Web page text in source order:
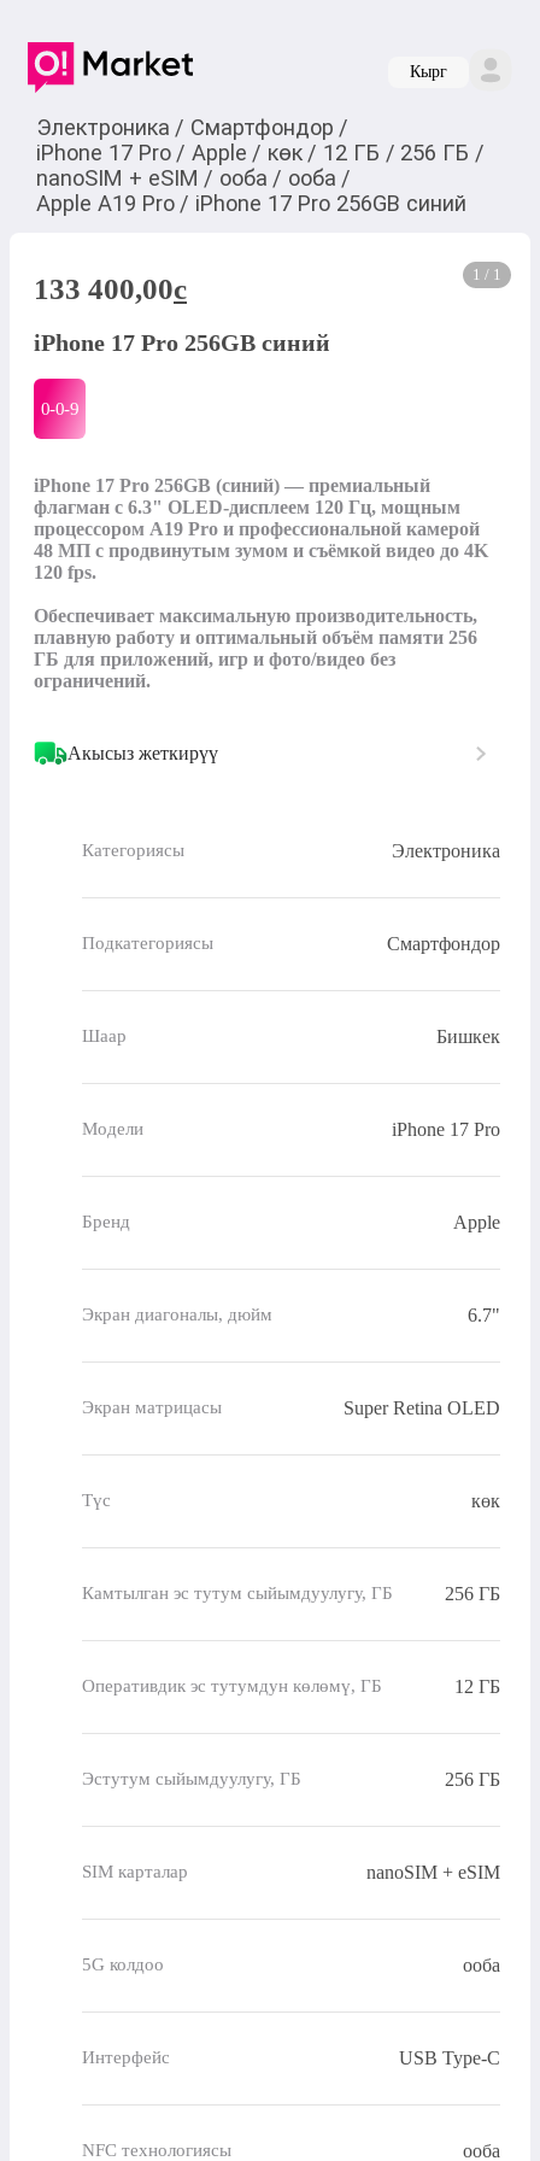
Кырг
Электроника / Смартфондор /
iPhone 17 Pro / Apple / көк / 12 ГБ / 256 ГБ /
nanoSIM + eSIM / ооба / ооба /
Apple A19 Pro / iPhone 17 Pro 256GB синий
1 / 1
133 400,00c
iPhone 17 Pro 256GB синий
0-0-9
iPhone 17 Pro 256GB (синий) — премиальный
флагман с 6.3" OLED-дисплеем 120 Гц, мощным
процессором A19 Pro и профессиональной камерой
48 МП с продвинутым зумом и съёмкой видео до 4K
120 fps.
Обеспечивает максимальную производительность,
плавную работу и оптимальный объём памяти 256
ГБ для приложений, игр и фото/видео без
ограничений.
Акысыз жеткирүү
Категориясы Электроника
Подкатегориясы Смартфондор
Шаар Бишкек
Модели iPhone 17 Pro
Бренд Apple
Экран диагоналы, дюйм 6.7"
Экран матрицасы Super Retina OLED
Түс көк
Камтылган эс тутум сыйымдуулугу, ГБ 256 ГБ
Оперативдик эс тутумдун көлөмү, ГБ 12 ГБ
Эстутум сыйымдуулугу, ГБ 256 ГБ
SIM карталар nanoSIM + eSIM
5G колдоо ооба
Интерфейс USB Type-C
NFC технологиясы ооба